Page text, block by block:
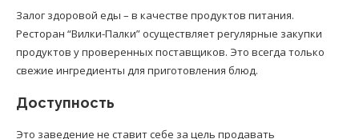
Залог здоровой еды – в качестве продуктов питания.
Ресторан “Вилки-Палки” осуществляет регулярные закупки
продуктов у проверенных поставщиков. Это всегда только
свежие ингредиенты для приготовления блюд.
Доступность
Это заведение не ставит себе за цель продавать